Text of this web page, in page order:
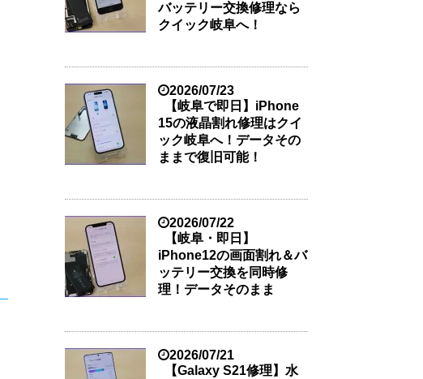
バッテリー交換修理なら
クイック岐阜へ！
2026/07/23
【岐阜で即日】iPhone
15の液晶割れ修理はクイ
ック岐阜へ！データその
ままで復旧可能！
2026/07/22
【岐阜・即日】
iPhone12の画面割れ＆バ
ッテリー交換を同時修
理！データそのまま
2026/07/21
【Galaxy S21修理】水